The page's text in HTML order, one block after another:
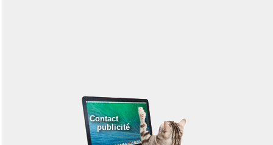
Contact
publicité